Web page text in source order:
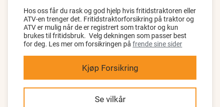
Hos oss får du rask og god hjelp hvis fritidstraktoren eller
ATV-en trenger det. Fritidstraktorforsikring på traktor og
ATV er mulig når de er registrert som traktor og kun
brukes til fritidsbruk. Velg dekningen som passer best
for deg. Les mer om forsikringen på frende sine sider
Kjøp Forsikring
Se vilkår